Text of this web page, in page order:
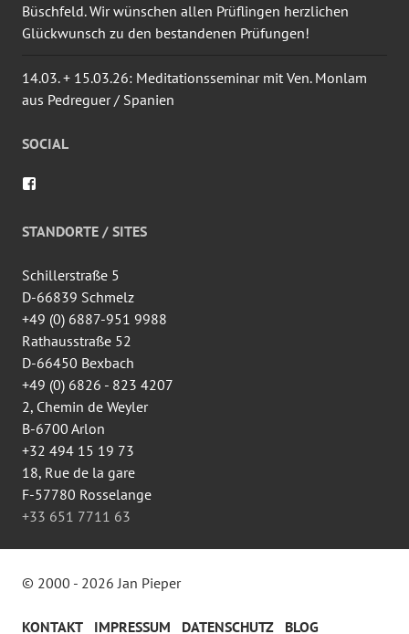
Büschfeld. Wir wünschen allen Prüflingen herzlichen
Glückwunsch zu den bestandenen Prüfungen!
14.03. + 15.03.26: Meditationsseminar mit Ven. Monlam
aus Pedreguer / Spanien
SOCIAL
auf
Facebook
STANDORTE / SITES
Schillerstraße 5
D-66839 Schmelz
+49 (0) 6887-951 9988
Rathausstraße 52
D-66450 Bexbach
+49 (0) 6826 - 823 4207
2, Chemin de Weyler
B-6700 Arlon
+32 494 15 19 73
18, Rue de la gare
F-57780 Rosselange
+33 651 7711 63
© 2000 - 2026 Jan Pieper
KONTAKT IMPRESSUM DATENSCHUTZ BLOG